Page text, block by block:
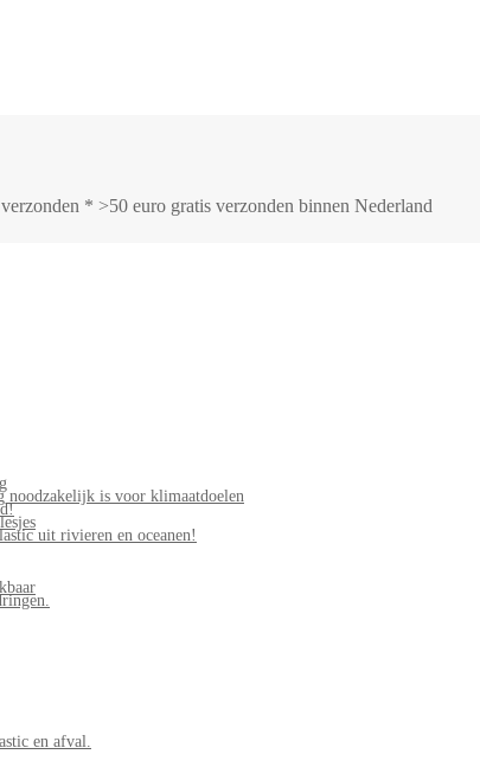
* >50 euro gratis verzonden binnen Nederland
noodzakelijk is voor klimaatdoelen
uit rivieren en oceanen!
en afval.